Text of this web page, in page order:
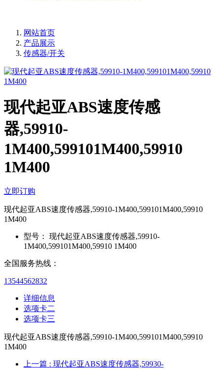
网站首页
产品展示
传感器/开关
现代起亚ABS速度传感
器,59910-
1M400,599101M400,59910
1M400
立即订购
现代起亚ABS速度传感器,59910-1M400,599101M400,59910
1M400
型号：
现代起亚ABS速度传感器,59910-
1M400,599101M400,59910 1M400
全国服务热线：
13544562832
详细信息
选项卡二
选项卡三
现代起亚ABS速度传感器,59910-1M400,599101M400,59910
1M400
上一篇 : 现代起亚ABS速度传感器,59930-